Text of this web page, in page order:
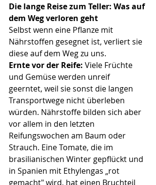
Die lange Reise zum Teller: Was auf
dem Weg verloren geht
Selbst wenn eine Pflanze mit
Nährstoffen gesegnet ist, verliert sie
diese auf dem Weg zu uns.
Ernte vor der Reife: Viele Früchte
und Gemüse werden unreif
geerntet, weil sie sonst die langen
Transportwege nicht überleben
würden. Nährstoffe bilden sich aber
vor allem in den letzten
Reifungswochen am Baum oder
Strauch. Eine Tomate, die im
brasilianischen Winter gepflückt und
in Spanien mit Ethylengas „rot
gemacht" wird, hat einen Bruchteil